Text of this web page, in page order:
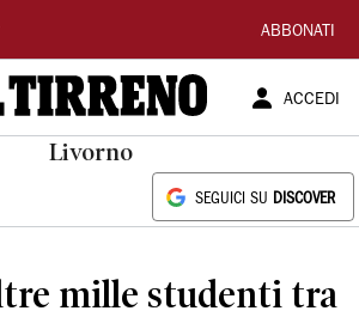
ABBONATI
ACCEDI
Livorno
SEGUICI SU DISCOVER
mille studenti tra